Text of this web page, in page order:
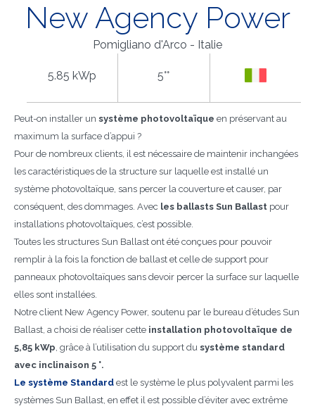
New Agency Power
Pomigliano d'Arco - Italie
5.85 kWp 5°°
Peut-on installer un système photovoltaïque en préservant au
maximum la surface d’appui ?
Pour de nombreux clients, il est nécessaire de maintenir inchangées
les caractéristiques de la structure sur laquelle est installé un
système photovoltaïque, sans percer la couverture et causer, par
conséquent, des dommages. Avec les ballasts Sun Ballast pour
installations photovoltaïques, c’est possible.
Toutes les structures Sun Ballast ont été conçues pour pouvoir
remplir à la fois la fonction de ballast et celle de support pour
panneaux photovoltaïques sans devoir percer la surface sur laquelle
elles sont installées.
Notre client New Agency Power, soutenu par le bureau d’études Sun
Ballast, a choisi de réaliser cette installation photovoltaïque de
5,85 kWp, grâce à l’utilisation du support du système standard
avec inclinaison 5 °.
Le système Standard est le système le plus polyvalent parmi les
systèmes Sun Ballast, en effet il est possible d’éviter avec extrême